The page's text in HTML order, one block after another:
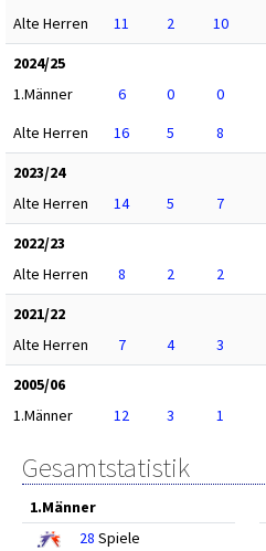
Alte Herren
11 2 10
2024/25
1.Männer
6 0 0
Alte Herren
16 5 8
2023/24
Alte Herren
14 5 7
2022/23
Alte Herren
8 2 2
2021/22
Alte Herren
7 4 3
2005/06
1.Männer
12 3 1
Gesamtstatistik
1.Männer
28 Spiele